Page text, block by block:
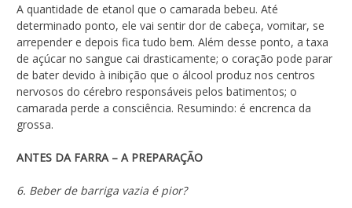
A quantidade de etanol que o camarada bebeu. Até
determinado ponto, ele vai sentir dor de cabeça, vomitar, se
arrepender e depois fica tudo bem. Além desse ponto, a taxa
de açúcar no sangue cai drasticamente; o coração pode parar
de bater devido à inibição que o álcool produz nos centros
nervosos do cérebro responsáveis pelos batimentos; o
camarada perde a consciência. Resumindo: é encrenca da
grossa.
ANTES DA FARRA – A PREPARAÇÃO
6. Beber de barriga vazia é pior?